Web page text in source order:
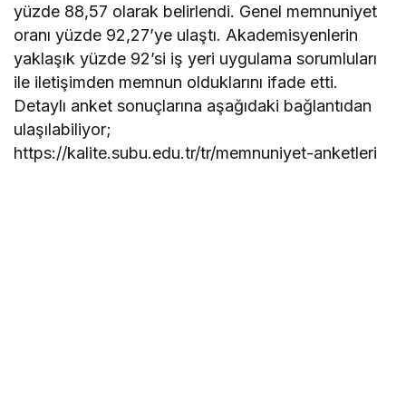
yüzde 88,57 olarak belirlendi. Genel memnuniyet
oranı yüzde 92,27’ye ulaştı. Akademisyenlerin
yaklaşık yüzde 92’si iş yeri uygulama sorumluları
ile iletişimden memnun olduklarını ifade etti.
Detaylı anket sonuçlarına aşağıdaki bağlantıdan
ulaşılabiliyor;
https://kalite.subu.edu.tr/tr/memnuniyet-anketleri